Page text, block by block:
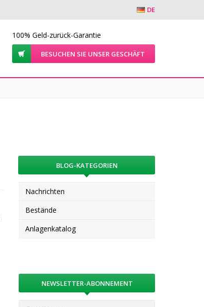
DE
100% Geld-zurück-Garantie
BESUCHEN SIE UNSER GESCHÄFT
BLOG-KATEGORIEN
Nachrichten
Bestände
Anlagenkatalog
NEWSLETTER-ABONNEMENT